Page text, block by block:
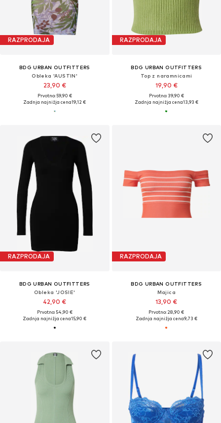
RAZPRODAJA
BDG URBAN OUTFITTERS
Obleka 'AUSTIN'
23,90 €
Prvotno: 59,90 €
Zadnja najnižja cena19,12 €
RAZPRODAJA
BDG URBAN OUTFITTERS
Top z naramnicami
19,90 €
Prvotno: 39,90 €
Zadnja najnižja cena13,93 €
RAZPRODAJA
BDG URBAN OUTFITTERS
Obleka 'JOSIE'
42,90 €
Prvotno: 54,90 €
Zadnja najnižja cena15,90 €
RAZPRODAJA
BDG URBAN OUTFITTERS
Majica
13,90 €
Prvotno: 28,90 €
Zadnja najnižja cena9,73 €